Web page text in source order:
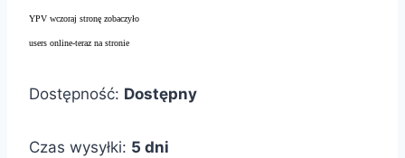
YPV wczoraj stronę zobaczyło
users online-teraz na stronie
Dostępność: Dostępny
Czas wysyłki: 5 dni